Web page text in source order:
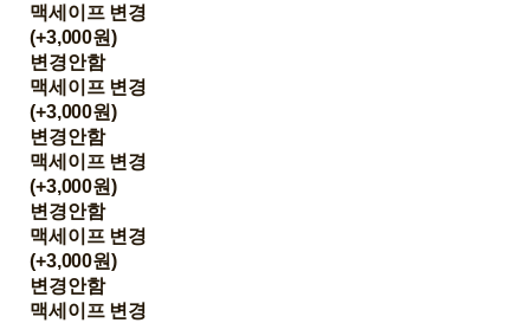
맥세이프 변경
(+3,000원)
변경안함
맥세이프 변경
(+3,000원)
변경안함
맥세이프 변경
(+3,000원)
변경안함
맥세이프 변경
(+3,000원)
변경안함
맥세이프 변경